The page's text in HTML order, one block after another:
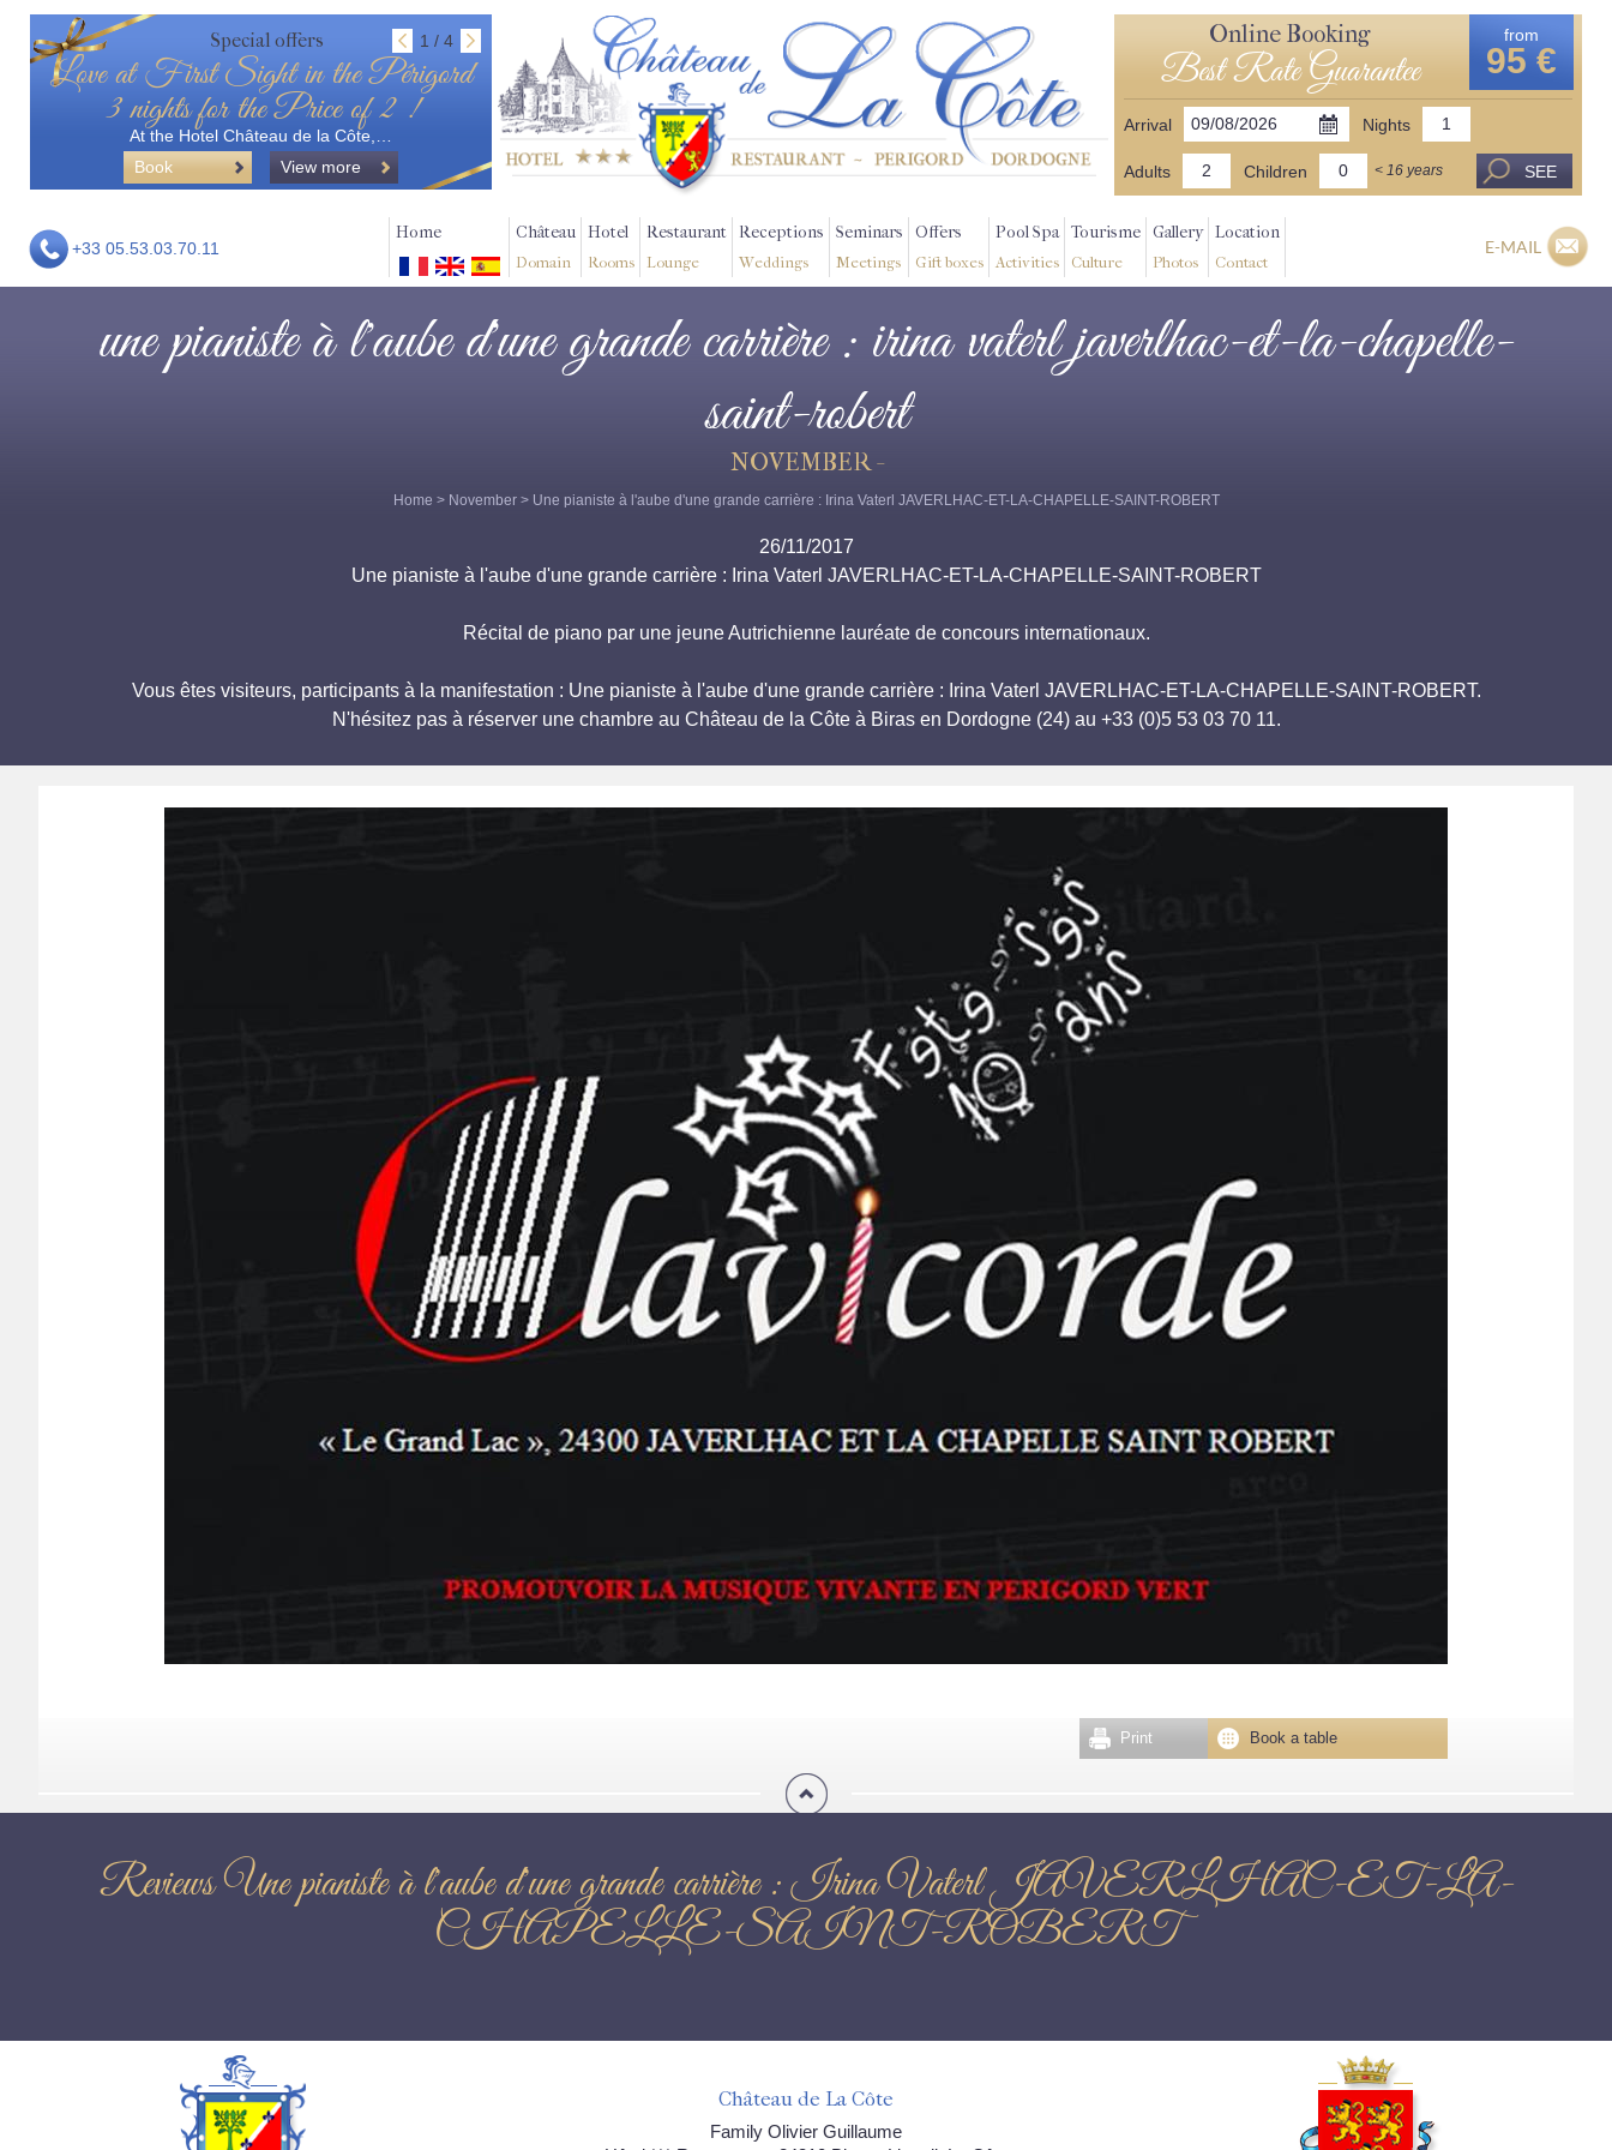
Special offers 1 / 4
Love at First Sight in the Périgord
3 nights for the Price of 2 !
At the Hotel Château de la Côte,…
Book
View more
Online Booking
Best Rate Guarantee
from
95 €
Arrival Nights
Adults Children < 16 years SEE
+33 05.53.03.70.11
Home Château
Domain
Hotel
Rooms
Restaurant
Lounge
Receptions
Weddings
Seminars
Meetings
Offers
Gift boxes
Pool Spa
Activities
Tourisme
Culture
Gallery
Photos
Location
Contact
E-MAIL
une pianiste à l'aube d'une grande carrière : irina vaterl javerlhac-et-la-chapelle-
saint-robert
NOVEMBER -
Home > November> Une pianiste à l'aube d'une grande carrière : Irina Vaterl JAVERLHAC-ET-LA-CHAPELLE-SAINT-ROBERT
26/11/2017
Une pianiste à l'aube d'une grande carrière : Irina Vaterl JAVERLHAC-ET-LA-CHAPELLE-SAINT-ROBERT
Récital de piano par une jeune Autrichienne lauréate de concours internationaux.
Vous êtes visiteurs, participants à la manifestation : Une pianiste à l'aube d'une grande carrière : Irina Vaterl JAVERLHAC-ET-LA-CHAPELLE-SAINT-ROBERT.
N'hésitez pas à réserver une chambre au Château de la Côte à Biras en Dordogne (24) au +33 (0)5 53 03 70 11.
Book a table
Print
Reviews Une pianiste à l'aube d'une grande carrière : Irina Vaterl JAVERLHAC-ET-LA-
CHAPELLE-SAINT-ROBERT
Château de La Côte
Family Olivier Guillaume